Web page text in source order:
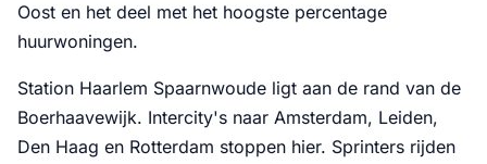
Oost en het deel met het hoogste percentage
huurwoningen.
Station Haarlem Spaarnwoude ligt aan de rand van de
Boerhaavewijk. Intercity's naar Amsterdam, Leiden,
Den Haag en Rotterdam stoppen hier. Sprinters rijden